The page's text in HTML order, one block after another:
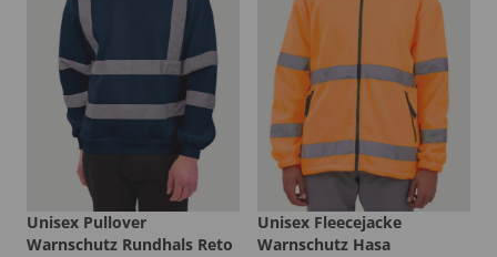
Unisex Pullover
Warnschutz Rundhals Reto
Unisex Fleecejacke
Warnschutz Hasa